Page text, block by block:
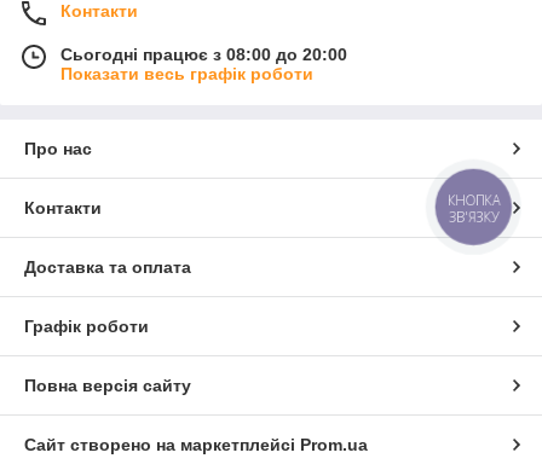
Контакти
Сьогодні працює з 08:00 до 20:00
Показати весь графік роботи
Про нас
Контакти
Доставка та оплата
Графік роботи
Повна версія сайту
Сайт створено на маркетплейсі Prom.ua
КНОПКА
ЗВ'ЯЗКУ